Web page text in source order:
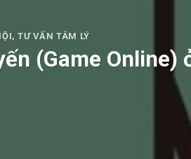
,TƯ VẤN TÂM LÝ
(Game Online)